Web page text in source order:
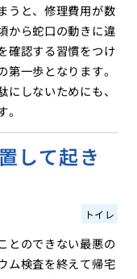
うと、修理費用が数
から蛇口の動きに違
確認する習慣をつけ
一歩となります。
しないためにも、
して起き
トイレ
とのできない最悪の
ム検査を終えて帰宅